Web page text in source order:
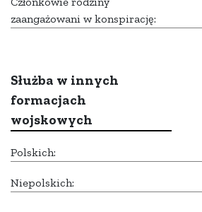
zaangażowani w konspirację:
Służba w innych
formacjach
wojskowych
Polskich:
Niepolskich: